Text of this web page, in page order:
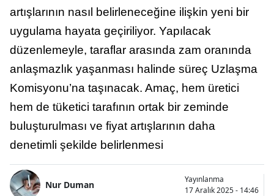
artışlarının nasıl belirleneceğine ilişkin yeni bir
uygulama hayata geçiriliyor. Yapılacak
düzenlemeyle, taraflar arasında zam oranında
anlaşmazlık yaşanması halinde süreç Uzlaşma
Komisyonu’na taşınacak. Amaç, hem üretici
hem de tüketici tarafının ortak bir zeminde
buluşturulması ve fiyat artışlarının daha
denetimli şekilde belirlenmesi
Nur Duman
Yayınlanma
17 Aralık 2025 - 14:46